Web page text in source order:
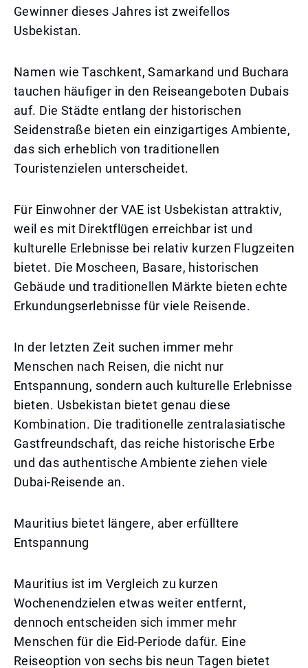
Gewinner dieses Jahres ist zweifellos
Usbekistan.
Namen wie Taschkent, Samarkand und Buchara
tauchen häufiger in den Reiseangeboten Dubais
auf. Die Städte entlang der historischen
Seidenstraße bieten ein einzigartiges Ambiente,
das sich erheblich von traditionellen
Touristenzielen unterscheidet.
Für Einwohner der VAE ist Usbekistan attraktiv,
weil es mit Direktflügen erreichbar ist und
kulturelle Erlebnisse bei relativ kurzen Flugzeiten
bietet. Die Moscheen, Basare, historischen
Gebäude und traditionellen Märkte bieten echte
Erkundungserlebnisse für viele Reisende.
In der letzten Zeit suchen immer mehr
Menschen nach Reisen, die nicht nur
Entspannung, sondern auch kulturelle Erlebnisse
bieten. Usbekistan bietet genau diese
Kombination. Die traditionelle zentralasiatische
Gastfreundschaft, das reiche historische Erbe
und das authentische Ambiente ziehen viele
Dubai-Reisende an.
Mauritius bietet längere, aber erfülltere
Entspannung
Mauritius ist im Vergleich zu kurzen
Wochenendzielen etwas weiter entfernt,
dennoch entscheiden sich immer mehr
Menschen für die Eid-Periode dafür. Eine
Reiseoption von sechs bis neun Tagen bietet